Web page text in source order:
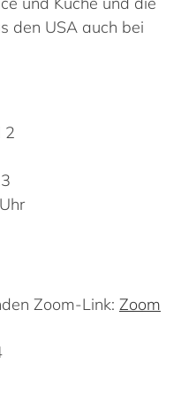
den USA auch bei
2
Zoom-Link: Zoom